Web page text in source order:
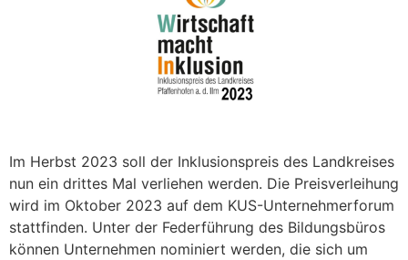
Im Herbst 2023 soll der Inklusionspreis des Landkreises
nun ein drittes Mal verliehen werden. Die Preisverleihung
wird im Oktober 2023 auf dem KUS-Unternehmerforum
stattfinden. Unter der Federführung des Bildungsbüros
können Unternehmen nominiert werden, die sich um